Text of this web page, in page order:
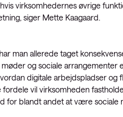
virksomhedernes øvrige
siger Mette Kaagaard.
man allerede taget
og sociale arrangementer
digitale arbejdspladser
fordele vil virksomheden
for blandt andet at være sociale